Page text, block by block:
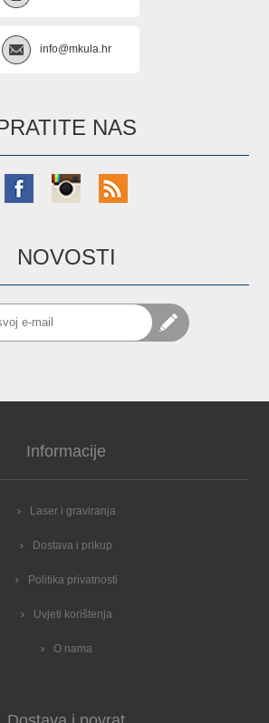
info@mkula.hr
NAS
NOVOSTI
Informacije
Laser i graviranja
Dostava i prikup
Politika privatnosti
Uvjeti korištenja
O nama